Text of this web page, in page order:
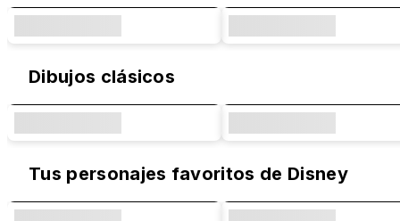
Dibujos clásicos
Tus personajes favoritos de Disney